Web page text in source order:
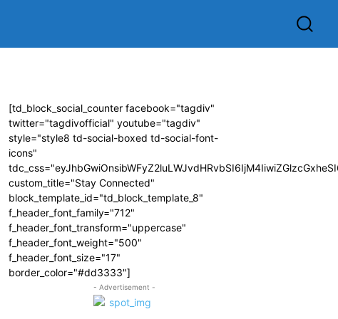
[td_block_social_counter facebook="tagdiv"
twitter="tagdivofficial" youtube="tagdiv"
style="style8 td-social-boxed td-social-font-
icons"
custom_title="Stay Connected"
block_template_id="td_block_template_8"
f_header_font_family="712"
f_header_font_transform="uppercase"
f_header_font_weight="500"
f_header_font_size="17"
border_color="#dd3333"]
- Advertisement -